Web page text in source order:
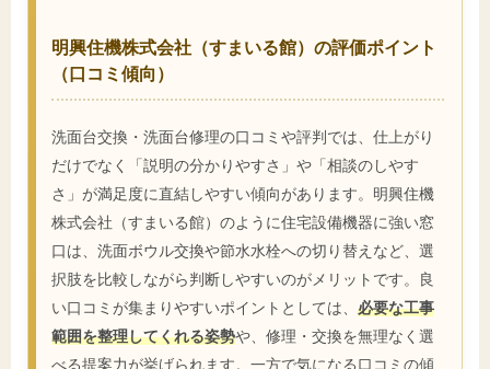
明興住機株式会社（すまいる館）の評価ポイント
（口コミ傾向）
洗面台交換・洗面台修理の口コミや評判では、仕上がり
だけでなく「説明の分かりやすさ」や「相談のしやす
さ」が満足度に直結しやすい傾向があります。明興住機
株式会社（すまいる館）のように住宅設備機器に強い窓
口は、洗面ボウル交換や節水水栓への切り替えなど、選
択肢を比較しながら判断しやすいのがメリットです。良
い口コミが集まりやすいポイントとしては、 必要な工事
範囲を整理してくれる姿勢や、修理・交換を無理なく選
べる提案力が挙げられます。一方で気になる口コミの傾